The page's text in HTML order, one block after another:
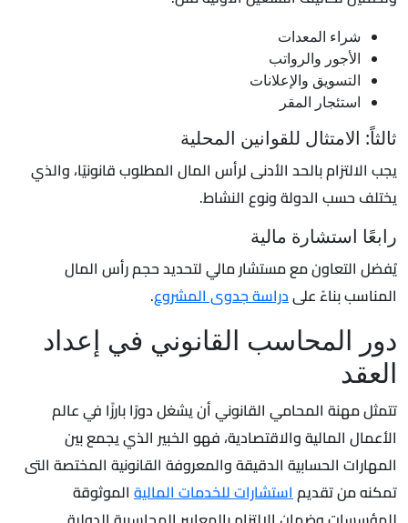
شراء المعدات
الأجور والرواتب
التسويق والإعلانات
استئجار المقر
ثالثاً: الامتثال للقوانين المحلية
يجب الالتزام بالحد الأدنى لرأس المال المطلوب قانونيًا، والذي
يختلف حسب الدولة ونوع النشاط.
رابعًا استشارة مالية
يُفضل التعاون مع مستشار مالي لتحديد حجم رأس المال
المناسب بناءً علىدراسة جدوى المشروع.
دور المحاسب القانوني في إعداد
العقد
تتمثل مهنة المحامي القانوني أن يشغل دورًا بارزًا في عالم
الأعمال المالية والاقتصادية، فهو الخبير الذي يجمع بين
المهارات الحسابية الدقيقة والمعروفة القانونية المختصة التى
تمكنه من تقديماستشارات للخدمات المالية الموثوقة